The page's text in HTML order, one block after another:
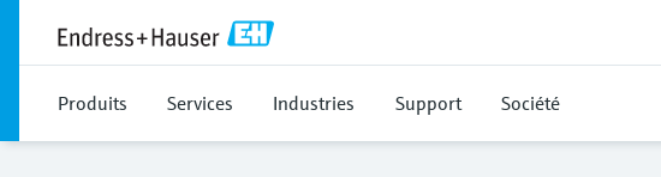
Produits Services Industries Support Société